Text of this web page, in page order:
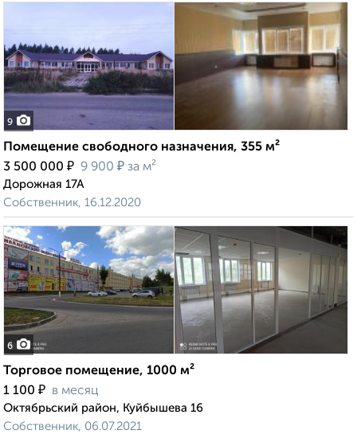
9
Помещение свободного назначения, 355 м²
3 500 000 ₽ 9 900 ₽ за м²
Дорожная 17А
Собственник, 16.12.2020
6
Торговое помещение, 1000 м²
1 100 ₽ в месяц
Октябрьский район, Куйбышева 16
Собственник, 06.07.2021